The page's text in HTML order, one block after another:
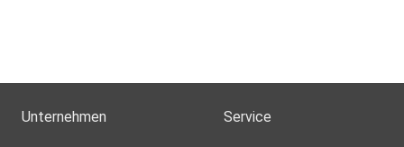
Unternehmen Service